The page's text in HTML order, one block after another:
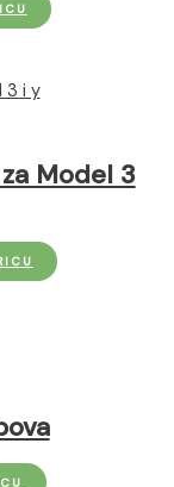
Model 3